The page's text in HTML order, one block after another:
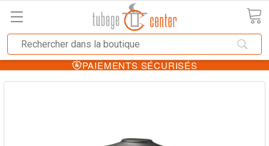
PAIEMENTS SÉCURISÉS